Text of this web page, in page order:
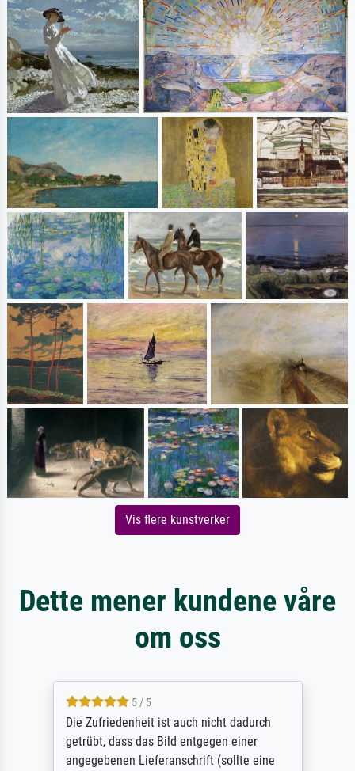
Vis flere kunstverker
Dette mener kundene våre
om oss
5 / 5
Die Zufriedenheit ist auch nicht dadurch
getrübt, dass das Bild entgegen einer
angegebenen Lieferanschrift (sollte eine